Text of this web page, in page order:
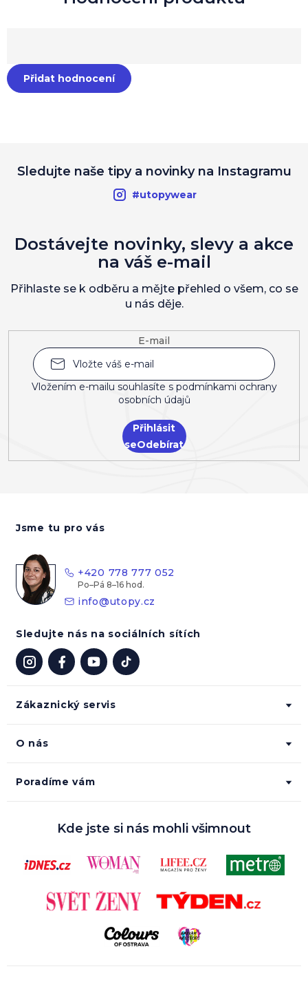
Přidat hodnocení
Sledujte naše tipy a novinky na Instagramu
#utopywear
E-mail
Vložením e-mailu souhlasíte s podmínkami ochrany
osobních údajů
Přihlásit
se
Dostávejte novinky, slevy a akce
na váš e-mail
Přihlaste se k odběru a mějte přehled o všem, co se
u nás děje.
Zákaznický servis
O nás
Poradíme vám
Jsme tu pro vás
+420 778 777 052
info@utopy.cz
Sledujte nás na sociálních sítích
Kde jste si nás mohli všimnout